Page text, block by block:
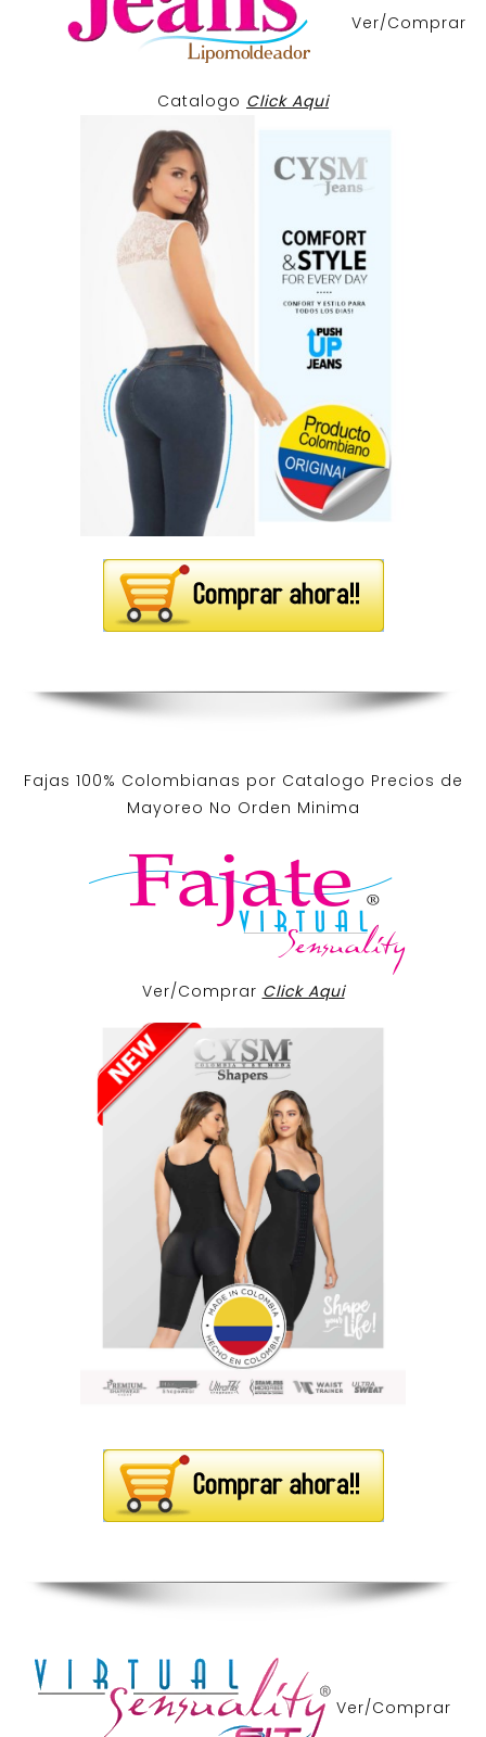
Ver/Comprar
Catalogo Click Aqui
Fajas 100% Colombianas por Catalogo Precios de
Mayoreo No Orden Minima
Ver/Comprar Click Aqui
Ver/Comprar